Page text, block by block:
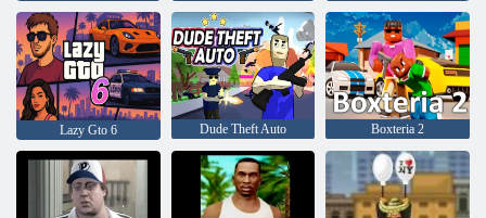
Lazy Gto 6 Dude Theft Auto Boxteria 2